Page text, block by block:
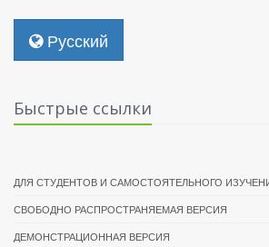
Русский
Быстрые ссылки
ДЛЯ СТУДЕНТОВ И САМОСТОЯТЕЛЬНОГО
СВОБОДНО РАСПРОСТРАНЯЕМАЯ ВЕРСИЯ
ДЕМОНСТРАЦИОННАЯ ВЕРСИЯ